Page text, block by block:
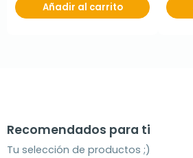
Añadir al carrito
Recomendados para ti
Tu selección de productos ;)